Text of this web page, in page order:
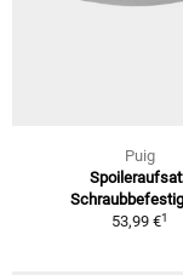
Puig
53,99 €1